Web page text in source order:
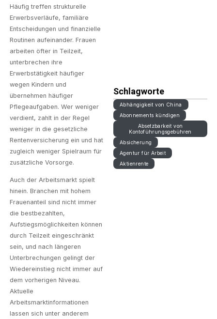
Häufig treffen strukturelle
Erwerbsverläufe, familiäre
Entscheidungen und finanzielle
Routinen aufeinander. Frauen
arbeiten öfter in Teilzeit,
unterbrechen ihre
Erwerbstätigkeit häufiger
wegen Kindern und
übernehmen häufiger
Pflegeaufgaben. Wer weniger
verdient, zahlt in der Regel
weniger in die gesetzliche
Rentenversicherung ein und hat
zugleich weniger Spielraum für
zusätzliche Vorsorge.
Auch der Arbeitsmarkt spielt
hinein. Branchen mit hohem
Frauenanteil sind nicht immer
die bestbezahlten,
Aufstiegsmöglichkeiten können
durch Teilzeit eingeschränkt
sein, und nach längeren
Unterbrechungen gelingt der
Wiedereinstieg nicht immer auf
dem vorherigen Niveau.
Aktuelle
Arbeitsmarktinformationen
lassen sich unter anderem
Schlagworte
Abhängigkeit von China
Abonnements kündigen
Absetzbarkeit von
Kontoführungsgebühren
Absicherung
Agentur für Arbeit
Aktienrente